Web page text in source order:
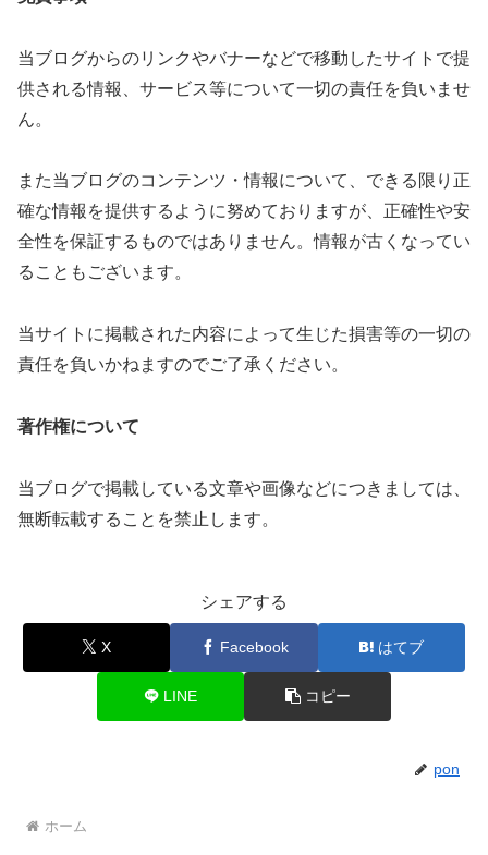
当ブログからのリンクやバナーなどで移動したサイトで提
供される情報、サービス等について一切の責任を負いませ
ん。
また当ブログのコンテンツ・情報について、できる限り正
確な情報を提供するように努めておりますが、正確性や安
全性を保証するものではありません。情報が古くなってい
ることもございます。
当サイトに掲載された内容によって生じた損害等の一切の
責任を負いかねますのでご了承ください。
著作権について
当ブログで掲載している文章や画像などにつきましては、
無断転載することを禁止します。
シェアする
X Facebook はてブ
LINE コピー
pon
ホーム